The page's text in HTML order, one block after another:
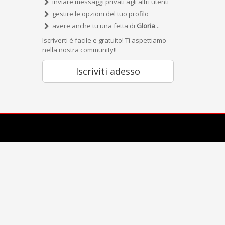
gestire le opzioni del tuo profilo
avere anche tu una fetta di Gloria...
Iscriverti è facile e gratuito! Ti aspettiamo
nella nostra community!!
Iscriviti adesso